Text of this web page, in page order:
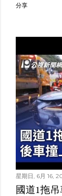
分享
星期日, 6月 16,
國道1拖